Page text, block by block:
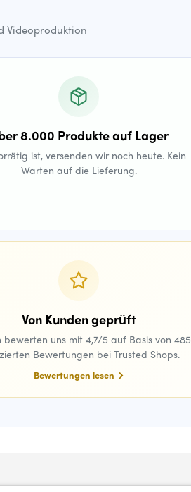
Videoproduktion
8.000 Produkte auf Lager
ist, versenden wir noch heute. Kein
Warten auf die Lieferung.
Von Kunden geprüft
bewerten uns mit 4,7/5 auf Basis von 485
Bewertungen bei Trusted Shops.
Bewertungen lesen